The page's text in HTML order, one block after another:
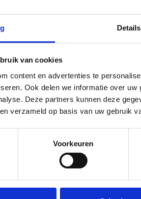
Details
van cookies
content en advertenties te
Ook delen we informatie over
Deze partners kunnen deze
verzameld op basis van uw gebruik
Voorkeuren
bedienen we de gehele